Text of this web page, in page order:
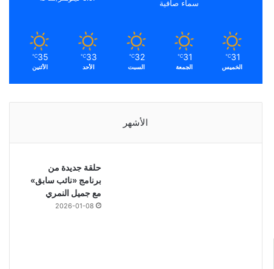
سماء صافية
31
℃
الخميس
31
℃
الجمعة
32
℃
السبت
33
℃
الأحد
35
℃
الأثنين
الأشهر
حلقة جديدة من
برنامج «نائب سابق»
مع جميل النمري
2026-01-08